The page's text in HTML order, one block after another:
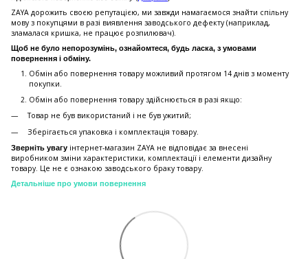
ZAYA дорожить своєю репутацією, ми завжди намагаємося знайти спільну
мову з покупцями в разі виявлення заводського дефекту (наприклад,
зламалася кришка, не працює розпилювач).
Щоб не було непорозумінь, ознайомтеся, будь ласка, з умовами
повернення і обміну.
Обмін або повернення товару можливий протягом 14 днів з моменту
покупки.
Обмiн або повернення товару здійснюється в разі якщо:
Товар не був використаний і не був ужитий;
Зберiгається упаковка і комплектація товару.
Зверніть увагу інтернет-магазин ZAYA не відповідає за внесені
виробником зміни характеристики, комплектації і елементи дизайну
товару. Це не є ознакою заводського браку товару.
Детальніше про умови повернення